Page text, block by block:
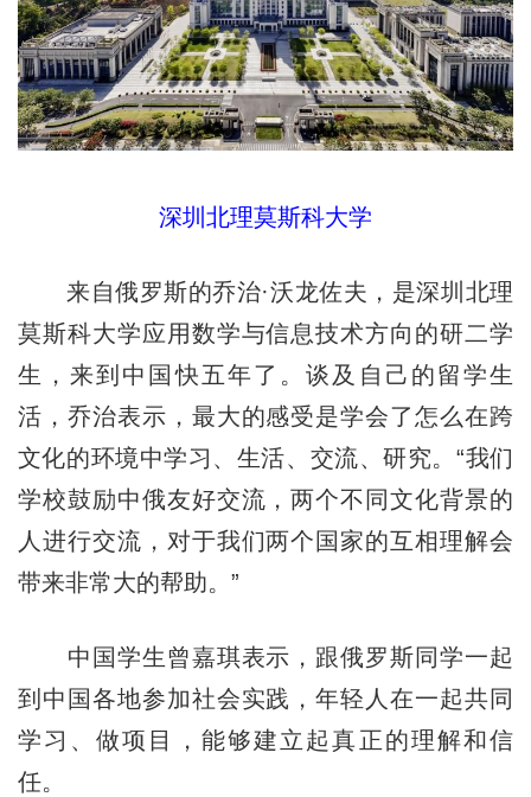
深圳北理莫斯科大学
来自俄罗斯的乔治·沃龙佐夫，是深圳北理
莫斯科大学应用数学与信息技术方向的研二学
生，来到中国快五年了。谈及自己的留学生
活，乔治表示，最大的感受是学会了怎么在跨
文化的环境中学习、生活、交流、研究。“我们
学校鼓励中俄友好交流，两个不同文化背景的
人进行交流，对于我们两个国家的互相理解会
带来非常大的帮助。”
中国学生曾嘉琪表示，跟俄罗斯同学一起
到中国各地参加社会实践，年轻人在一起共同
学习、做项目，能够建立起真正的理解和信
任。